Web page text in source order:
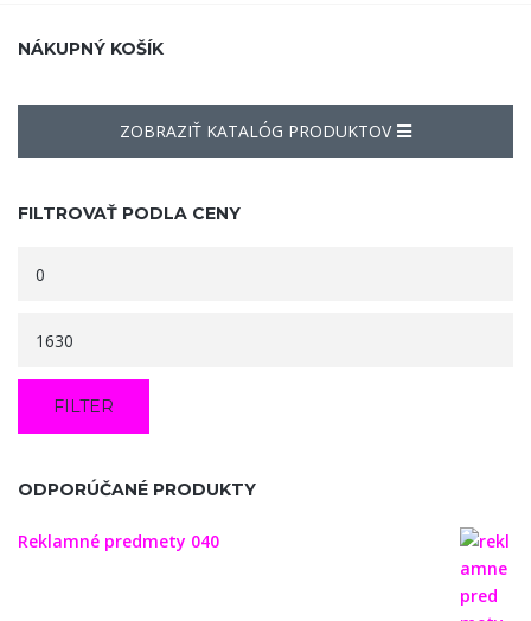
NÁKUPNÝ KOŠÍK
ZOBRAZIŤ KATALÓG PRODUKTOV
FILTROVAŤ PODLA CENY
FILTER
ODPORÚČANÉ PRODUKTY
Reklamné predmety 040